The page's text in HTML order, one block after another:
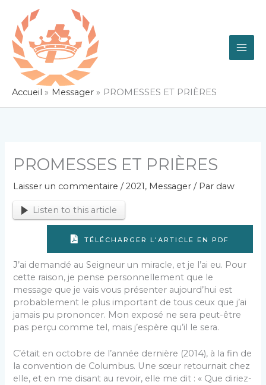
contenu
Accueil Messager PROMESSES ET PRIÈRES
PROMESSES ET PRIÈRES
Laisser un commentaire /2021, Messager / Par daw
Listen to this article
TÉLÉCHARGER L'ARTICLE EN PDF
J’ai demandé au Seigneur un miracle, et je l’ai eu. Pour
cette raison, je pense personnellement que le
message que je vais vous présenter aujourd’hui est
probablement le plus important de tous ceux que j’ai
jamais pu prononcer. Mon exposé ne sera peut-être
pas perçu comme tel, mais j’espère qu’il le sera.
C’était en octobre de l’année dernière (2014), à la fin de
la convention de Columbus. Une sœur retournait chez
elle, et en me disant au revoir, elle me dit : « Que diriez-